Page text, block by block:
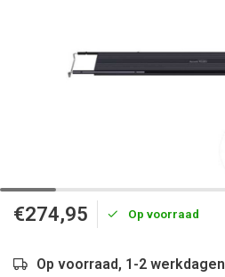
€274,95 Op voorraad
Op voorraad, 1-2 werkdagen